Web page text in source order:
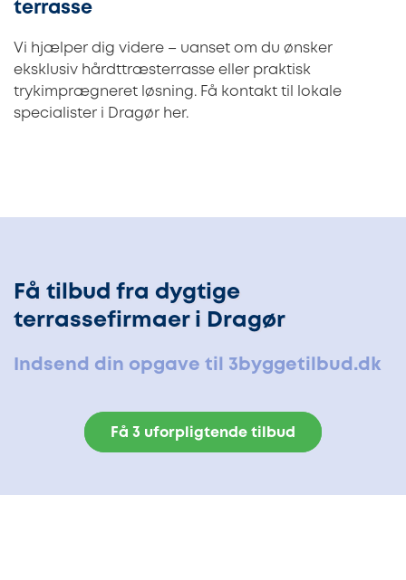
terrasse
Vi hjælper dig videre – uanset om du ønsker
eksklusiv hårdttræsterrasse eller praktisk
trykimprægneret løsning. Få kontakt til lokale
specialister i Dragør her.
Få tilbud fra dygtige
terrassefirmaer i Dragør
Indsend din opgave til 3byggetilbud.dk
Få 3 uforpligtende tilbud